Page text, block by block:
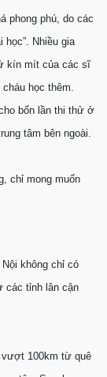
phong phú, do các
Nhiều gia
kín mít của các sĩ
học thêm.
bốn lần thi thử ở
tâm bên ngoài.
chỉ mong muốn
không chỉ có
các tỉnh lân cận
vượt 100km từ quê